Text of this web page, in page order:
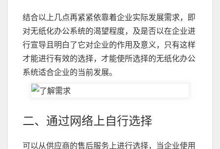
结合以上几点再紧紧依靠着企业实际发展需求，即
对无纸化办公系统的渴望程度，及是否以在企业进
行宣导且明白了它对企业的作用及意义，只有这样
才能进行有效的选择，才能使所选择的无纸化办公
系统适合企业的当前发展。
二、通过网络上自行选择
可以从供应商的售后服务上进行选择，当企业使用